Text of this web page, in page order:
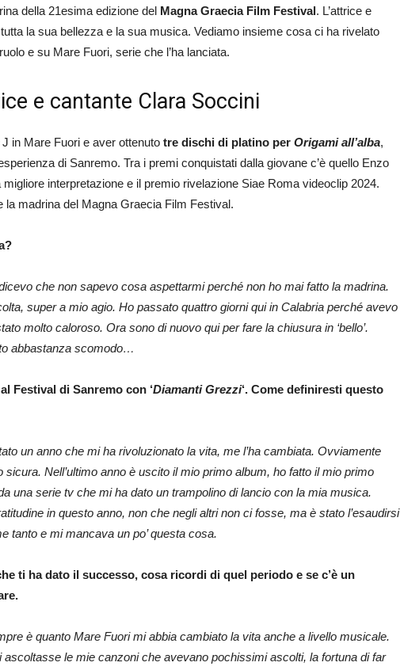
della 21esima edizione del Magna Graecia Film Festival. L’attrice e
la sua bellezza e la sua musica. Vediamo insieme cosa ci ha rivelato
e su Mare Fuori, serie che l’ha lanciata.
e cantante Clara Soccini
in Mare Fuori e aver ottenuto tre dischi di platino per Origami all’alba,
di Sanremo. Tra i premi conquistati dalla giovane c’è quello Enzo
interpretazione e il premio rivelazione Siae Roma videoclip 2024.
madrina del Magna Graecia Film Festival.
che non sapevo cosa aspettarmi perché non ho mai fatto la madrina.
super a mio agio. Ho passato quattro giorni qui in Calabria perché avevo
molto caloroso. Ora sono di nuovo qui per fare la chiusura in ‘bello’.
abbastanza scomodo…
Festival di Sanremo con ‘Diamanti Grezzi‘. Come definiresti questo
un anno che mi ha rivoluzionato la vita, me l’ha cambiata. Ovviamente
sicura. Nell’ultimo anno è uscito il mio primo album, ho fatto il mio primo
una serie tv che mi ha dato un trampolino di lancio con la mia musica.
in questo anno, non che negli altri non ci fosse, ma è stato l’esaudirsi
tanto e mi mancava un po’ questa cosa.
ti ha dato il successo, cosa ricordi di quel periodo e se c’è un
è quanto Mare Fuori mi abbia cambiato la vita anche a livello musicale.
le mie canzoni che avevano pochissimi ascolti, la fortuna di far